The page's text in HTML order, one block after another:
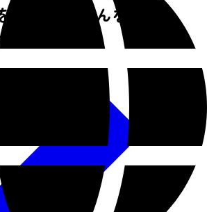
見た人はこんなペ
す